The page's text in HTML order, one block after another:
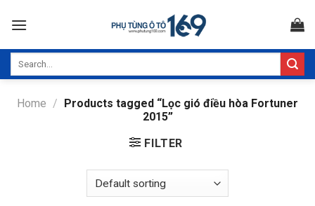
Home / Products tagged “Lọc gió điều hòa Fortuner
2015”
FILTER